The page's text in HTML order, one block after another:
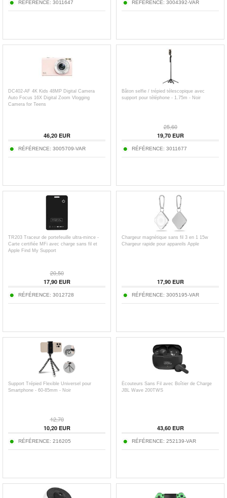
RÉFÉRENCE: 3011647 RÉFÉRENCE: 3004392-VAR
DC402-AF 4K Kids 48MP Digital Camera
Auto Focus 16X Digital Zoom Vlogging
Camera for Teens
46,20EUR
RÉFÉRENCE: 3005709-VAR
Bâton selfie / trépied télescopique avec
support pour téléphone - 1.75m - Noir
25,60
19,70EUR
RÉFÉRENCE: 3011677
TR203 Traceur de portefeuille ultra-mince -
Carte certifiée MFi avec charge sans fil et
Apple Find My Support
20,50
17,90EUR
RÉFÉRENCE: 3012728
Chargeur magnétique sans fil 3 en 1 15w
Chargeur rapide pour appareils Apple
17,90EUR
RÉFÉRENCE: 3005195-VAR
Support Trépied Flexible Universel pour
Smartphone - 60-85mm - Noir
12,70
10,20EUR
RÉFÉRENCE: 216205
Écouteurs Sans Fil avec Boîtier de Charge
JBL Wave 200TWS
43,60EUR
RÉFÉRENCE: 252139-VAR